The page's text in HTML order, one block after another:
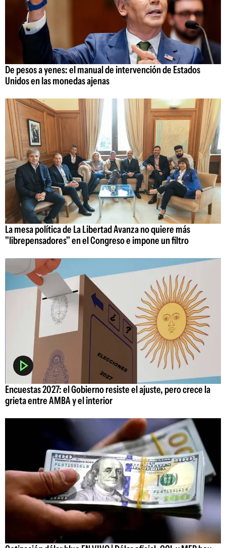
De pesos a yenes: el manual de intervención de Estados
Unidos en las monedas ajenas
La mesa política de La Libertad Avanza no quiere más
"librepensadores" en el Congreso e impone un filtro
Encuestas 2027: el Gobierno resiste el ajuste, pero crece la
grieta entre AMBA y el interior